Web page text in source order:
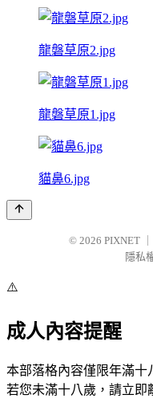
龍磐草原2.jpg
龍磐草原1.jpg
貓鼻6.jpg
© 2026 PIXNET
隱私
⚠️
成人內容提醒
本部落格內容僅限年滿十
若您未滿十八歲，請立即